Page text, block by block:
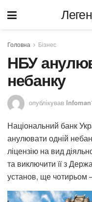
Головна Бізнес
НБУ
небанку
опублікував
Національний банк
анулювати одній
ліцензію на вид
та виключити її з
установ, ще чотирьом